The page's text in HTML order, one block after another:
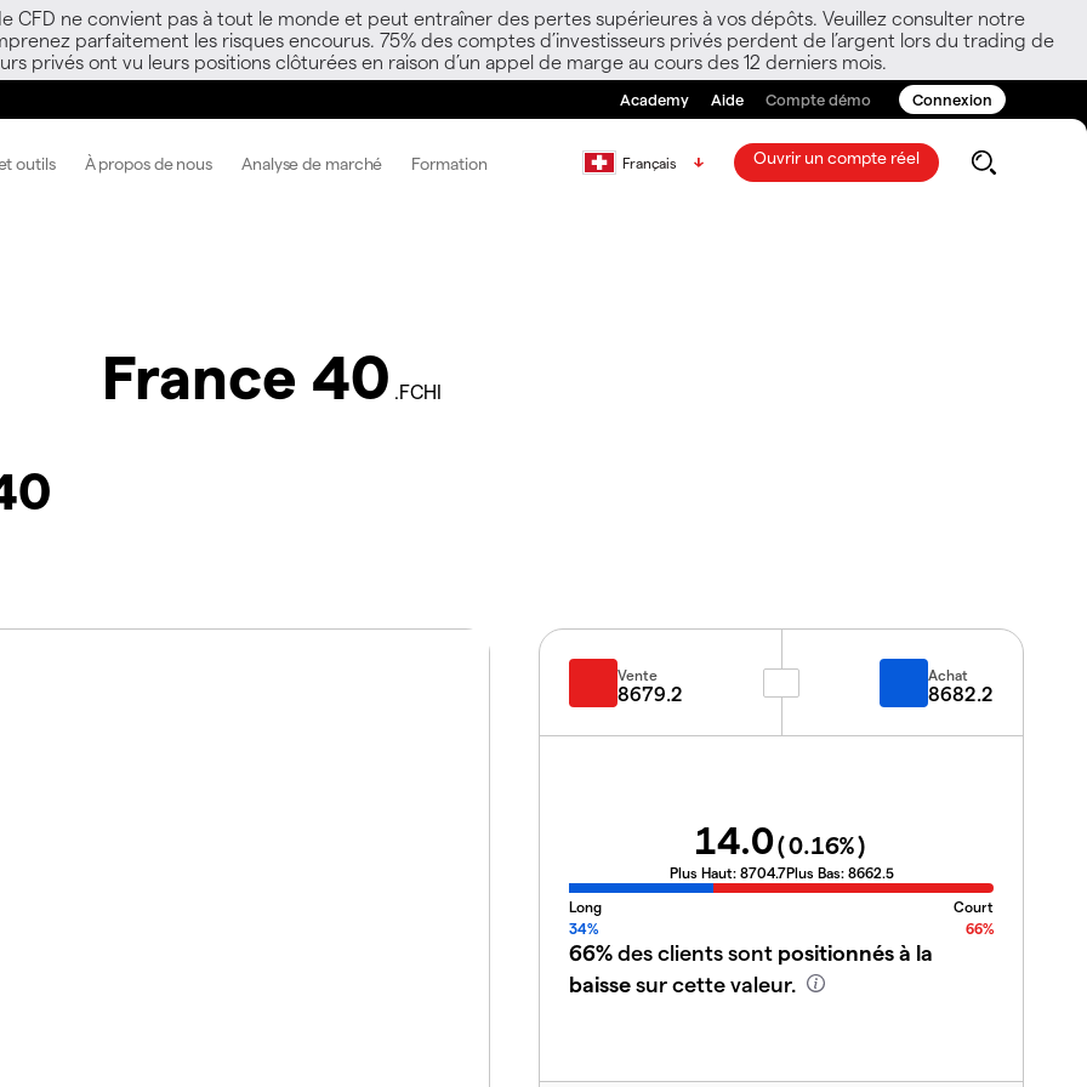
CFD ne convient pas à tout le monde et peut entraîner des pertes supérieures à vos dépôts. Veuillez consulter notre
parfaitement les risques encourus. 75% des comptes d’investisseurs privés perdent de l’argent lors du trading de
privés ont vu leurs positions clôturées en raison d’un appel de marge au cours des 12 derniers mois.
Academy Aide Compte démo Connexion
outils À propos de nous Analyse de marché Formation Français Ouvrir un compte réel
France 40 .FCHI
Vente
8679.2
Achat
8682.2
14.0(0.16%)
Plus Haut: 8704.7Plus Bas: 8662.5
Long
Court
34%
66%
66%des clients sont positionnés à la
baissesur cette valeur.